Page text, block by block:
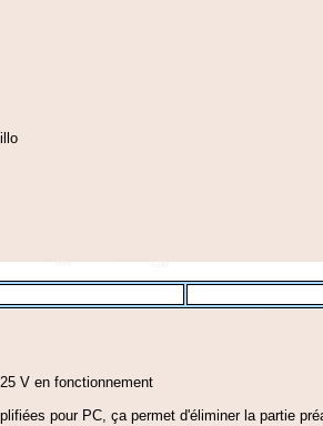
V en fonctionnement
pour PC, ça permet d'éliminer la partie